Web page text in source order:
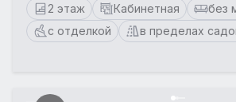
2 этаж Кабинетная
без
с отделкой
в пределах